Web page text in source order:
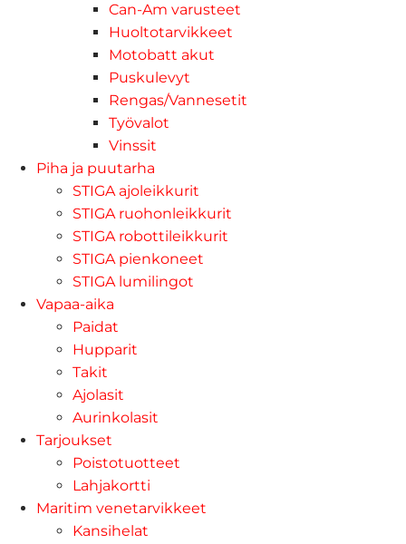
Can-Am varusteet
Huoltotarvikkeet
Motobatt akut
Puskulevyt
Rengas/Vannesetit
Työvalot
Vinssit
Piha ja puutarha
STIGA ajoleikkurit
STIGA ruohonleikkurit
STIGA robottileikkurit
STIGA pienkoneet
STIGA lumilingot
Vapaa-aika
Paidat
Hupparit
Takit
Ajolasit
Aurinkolasit
Tarjoukset
Poistotuotteet
Lahjakortti
Maritim venetarvikkeet
Kansihelat